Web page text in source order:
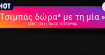
Τσιμπάς δώρα* με τη μία »
ΕΕΕΠ | 21+ | ΠΑΙΞΕ ΥΠΕΥΘΥΝΑ